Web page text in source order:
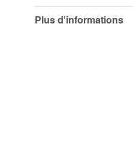
Plus d'informations